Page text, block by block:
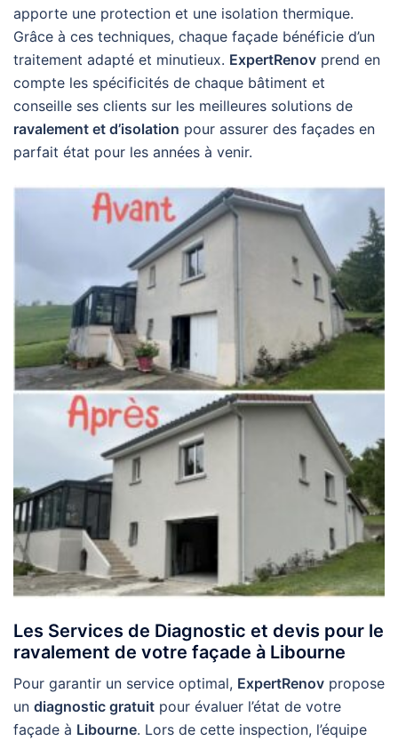
apporte une protection et une isolation thermique.
Grâce à ces techniques, chaque façade bénéficie d’un
traitement adapté et minutieux. ExpertRenov prend en
compte les spécificités de chaque bâtiment et
conseille ses clients sur les meilleures solutions de
ravalement et d’isolation pour assurer des façades en
parfait état pour les années à venir.
Les Services de Diagnostic et devis pour le
ravalement de votre façade à Libourne
Pour garantir un service optimal, ExpertRenov propose
un diagnostic gratuit pour évaluer l’état de votre
façade à Libourne. Lors de cette inspection, l’équipe